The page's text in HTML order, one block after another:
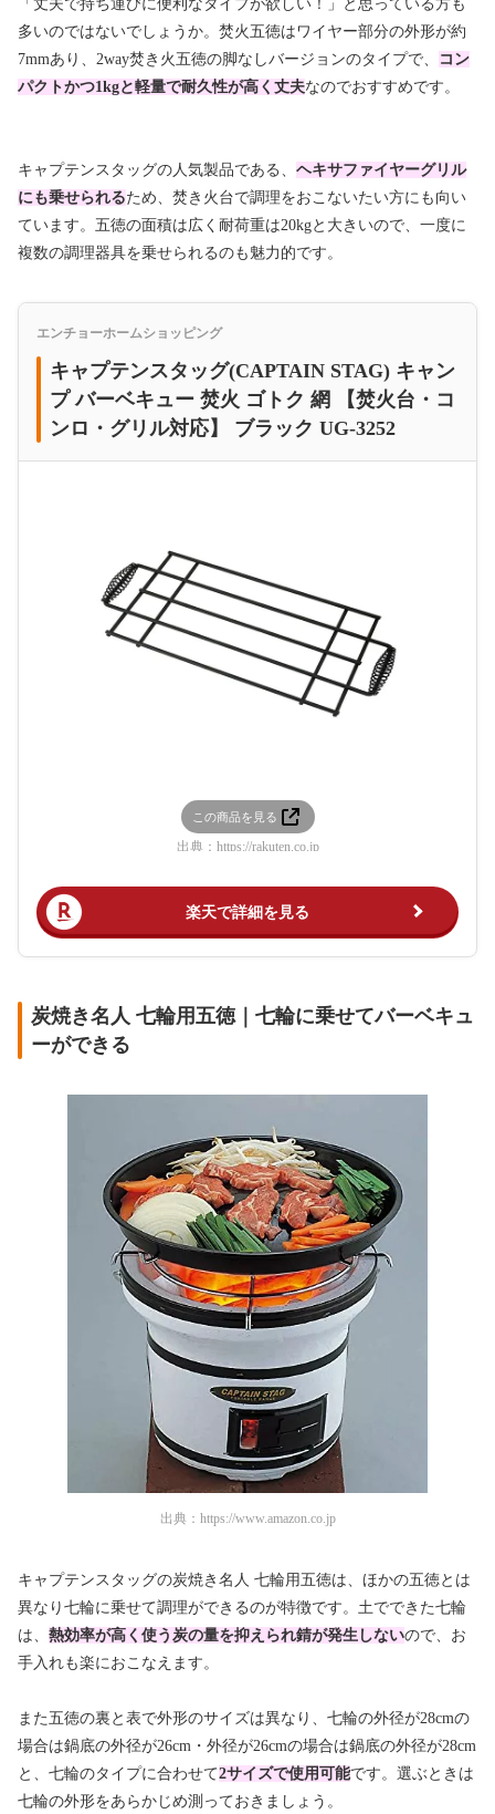
「丈夫で持ち運びに便利なタイプが欲しい！」と思っている方も
多いのではないでしょうか。焚火五徳はワイヤー部分の外形が約
7mmあり、2way焚き火五徳の脚なしバージョンのタイプで、
コン
パクトかつ1kgと軽量で耐久性が高く丈夫なのでおすすめです。
キャプテンスタッグの人気製品である、 ヘキサファイヤーグリル
にも乗せられるため、焚き火台で調理をおこないたい方にも向い
ています。五徳の面積は広く耐荷重は20kgと大きいので、一度に
複数の調理器具を乗せられるのも魅力的です。
エンチョーホームショッピング
キャプテンスタッグ(CAPTAIN STAG) キャン
プ バーベキュー 焚火 ゴトク 網 【焚火台・コ
ンロ・グリル対応】 ブラック UG-3252
この商品を見る
出典： https://rakuten.co.jp
楽天で詳細を見る
炭焼き名人 七輪用五徳｜七輪に乗せてバーベキュ
ーができる
出典： https://www.amazon.co.jp
キャプテンスタッグの炭焼き名人 七輪用五徳は、ほかの五徳とは
異なり七輪に乗せて調理ができるのが特徴です。土でできた七輪
は、 熱効率が高く使う炭の量を抑えられ錆が発生しないので、お
手入れも楽におこなえます。
また五徳の裏と表で外形のサイズは異なり、七輪の外径が28cmの
場合は鍋底の外径が26cm・外径が26cmの場合は鍋底の外径が28cm
と、七輪のタイプに合わせて2サイズで使用可能です。選ぶときは
七輪の外形をあらかじめ測っておきましょう。